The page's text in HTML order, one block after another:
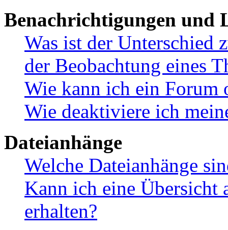
Benachrichtigungen und
Was ist der Unterschied
der Beobachtung eines
Wie kann ich ein Forum
Wie deaktiviere ich
Dateianhänge
Welche Dateianhänge
Kann ich eine Übersicht
erhalten?